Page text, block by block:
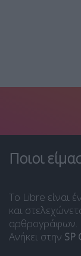
Ποιοι
Το Libre είναι
και
αρθρογράφων.
Ανήκει στην SP